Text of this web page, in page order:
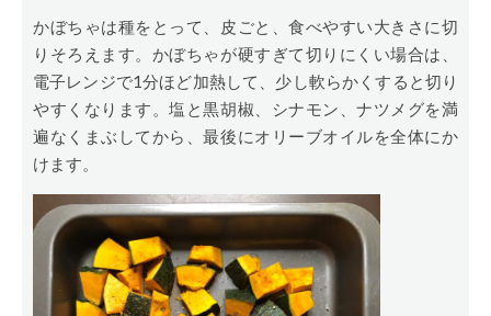
かぼちゃは種をとって、皮ごと、食べやすい大きさに切
りそろえます。かぼちゃが硬すぎて切りにくい場合は、
電子レンジで1分ほど加熱して、少し軟らかくすると切り
やすくなります。塩と黒胡椒、シナモン、ナツメグを満
遍なくまぶしてから、最後にオリーブオイルを全体にか
けます。